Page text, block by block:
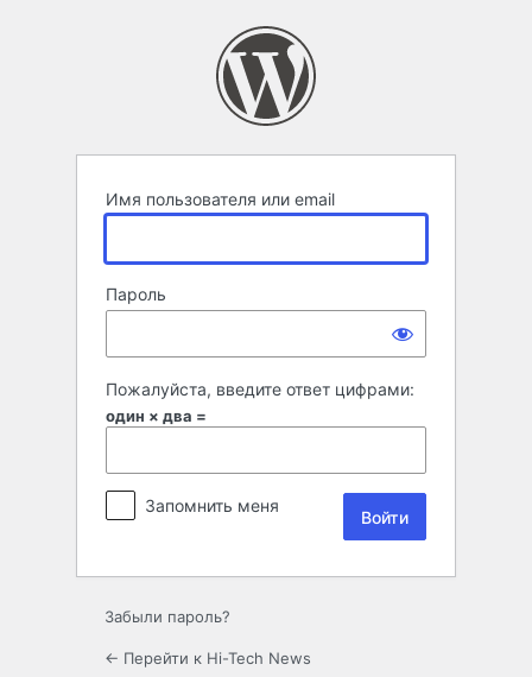
Имя пользователя или email
Пароль
Пожалуйста, введите ответ цифрами:
один × два =
Запомнить меня
Забыли пароль?
← Перейти к Hi-Tech News